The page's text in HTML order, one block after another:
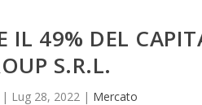
IL 49% DEL
S.R.L.
Lug 28, 2022| Mercato